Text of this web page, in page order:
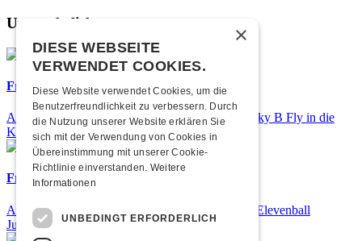
Unsere beliebtesten
Frisch bestätigt: Nicky B Fly
Am Donnerstag, 05. November 2026 kommt Nicky B Fly in die
Kulturfabrik Kofmehl!
Frisch bestätigt: 25 Jahre Elevenball
Am Samstag, 26. September 2026 findet das 25. Elevenball
Jubiläum statt
×
DIESE WEBSEITE
VERWENDET COOKIES.
Diese Website verwendet Cookies, um die
Benutzerfreundlichkeit zu verbessern. Durch
die Nutzung unserer Website erklären Sie
sich mit der Verwendung von Cookies in
Übereinstimmung mit unserer Cookie-
Richtlinie einverstanden. Weitere
Informationen
UNBEDINGT ERFORDERLICH